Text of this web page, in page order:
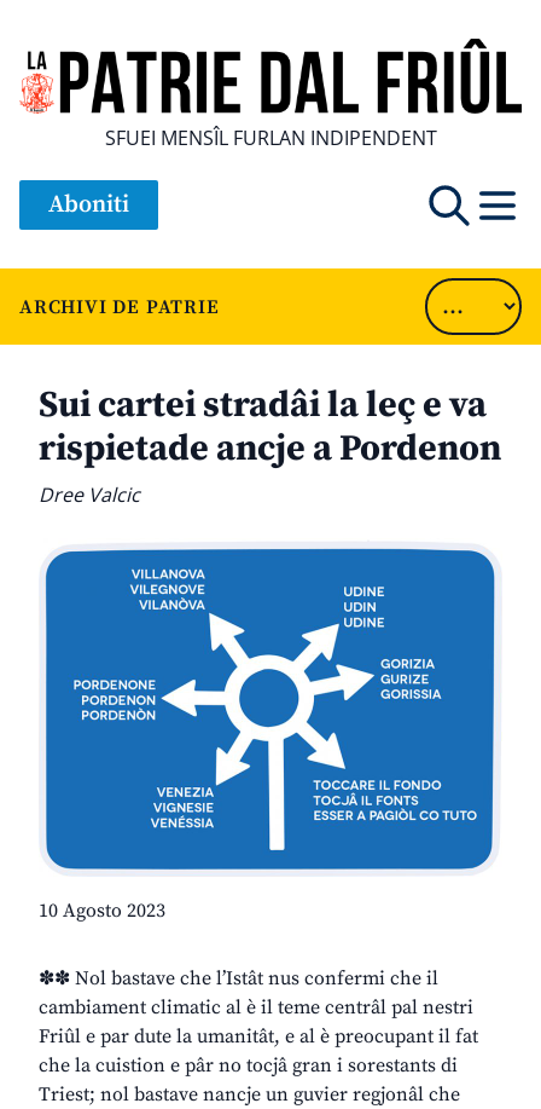
SFUEI MENSÎL FURLAN INDIPENDENT
Aboniti
ARCHIVI DE PATRIE
Sui cartei stradâi la leç e va
rispietade ancje a Pordenon
Dree Valcic
10 Agosto 2023
✽✽ Nol bastave che l’Istât nus confermi che il
cambiament climatic al è il teme centrâl pal nestri
Friûl e par dute la umanitât, e al è preocupant il fat
che la cuistion e pâr no tocjâ gran i sorestants di
Triest; nol bastave nancje un guvier regjonâl che